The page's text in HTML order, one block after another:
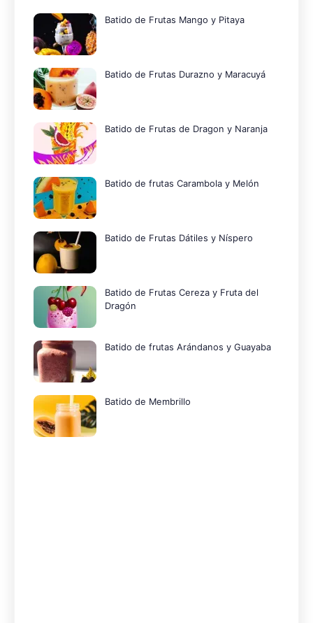
Batido de Frutas Mango y Pitaya
Batido de Frutas Durazno y Maracuyá
Batido de Frutas de Dragon y Naranja
Batido de frutas Carambola y Melón
Batido de Frutas Dátiles y Níspero
Batido de Frutas Cereza y Fruta del
Dragón
Batido de frutas Arándanos y Guayaba
Batido de Membrillo